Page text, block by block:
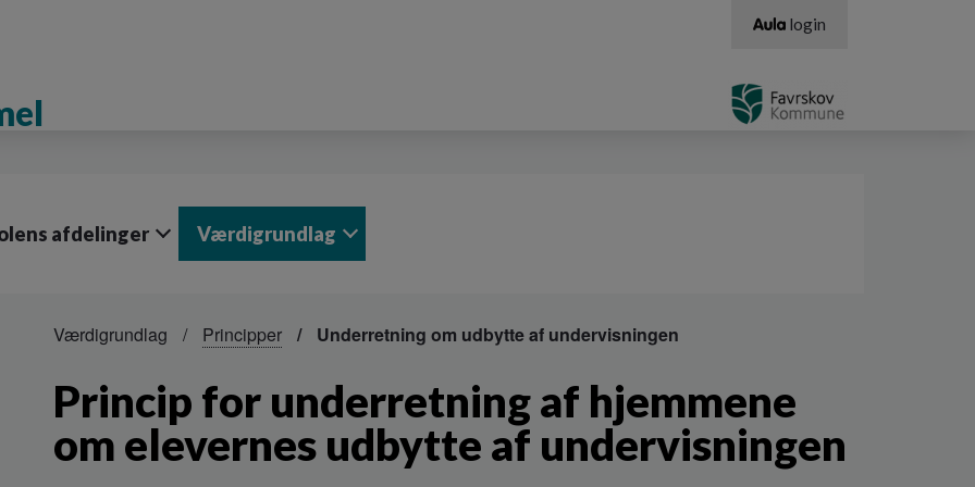
login
afdelinger Værdigrundlag
Værdigrundlag Principper Underretning om udbytte af undervisningen
Princip for underretning af hjemmene
om elevernes udbytte af undervisningen